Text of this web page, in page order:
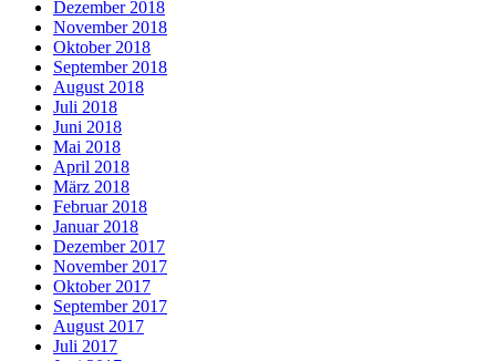
Dezember 2018
November 2018
Oktober 2018
September 2018
August 2018
Juli 2018
Juni 2018
Mai 2018
April 2018
März 2018
Februar 2018
Januar 2018
Dezember 2017
November 2017
Oktober 2017
September 2017
August 2017
Juli 2017